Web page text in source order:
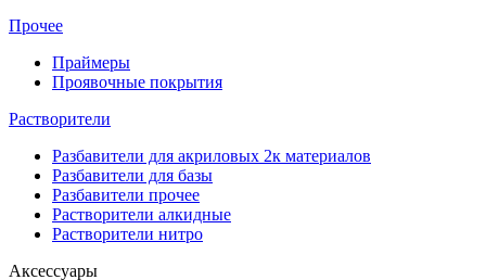
Прочее
Праймеры
Проявочные покрытия
Растворители
Разбавители для акриловых 2к материалов
Разбавители для базы
Разбавители прочее
Растворители алкидные
Растворители нитро
Аксессуары